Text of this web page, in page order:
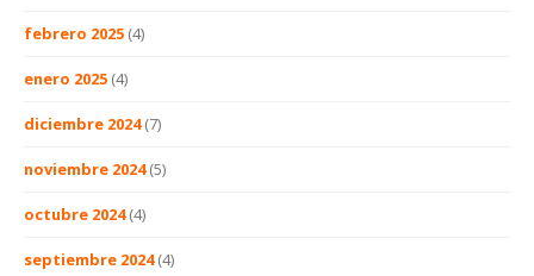
febrero 2025 (4)
enero 2025 (4)
diciembre 2024(7)
noviembre 2024(5)
octubre 2024(4)
septiembre 2024(4)